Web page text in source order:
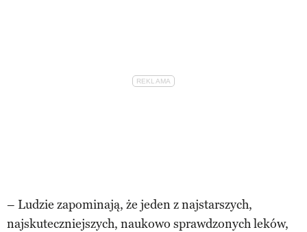
– Ludzie zapominają, że jeden z najstarszych,
najskuteczniejszych, naukowo sprawdzonych leków,